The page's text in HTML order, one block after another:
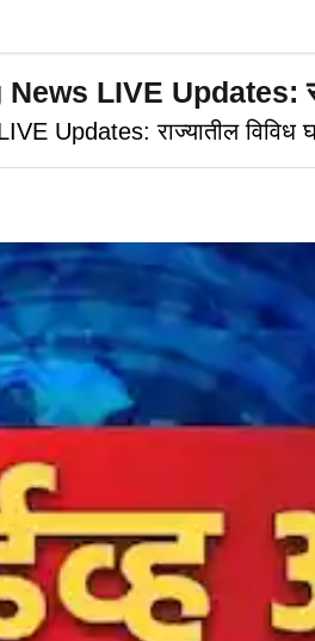
LIVE Updates:
Updates: राज्यातील विविध